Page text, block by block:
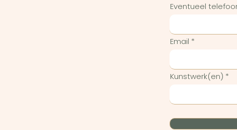
Eventueel
Email
Kunstwerk(en)